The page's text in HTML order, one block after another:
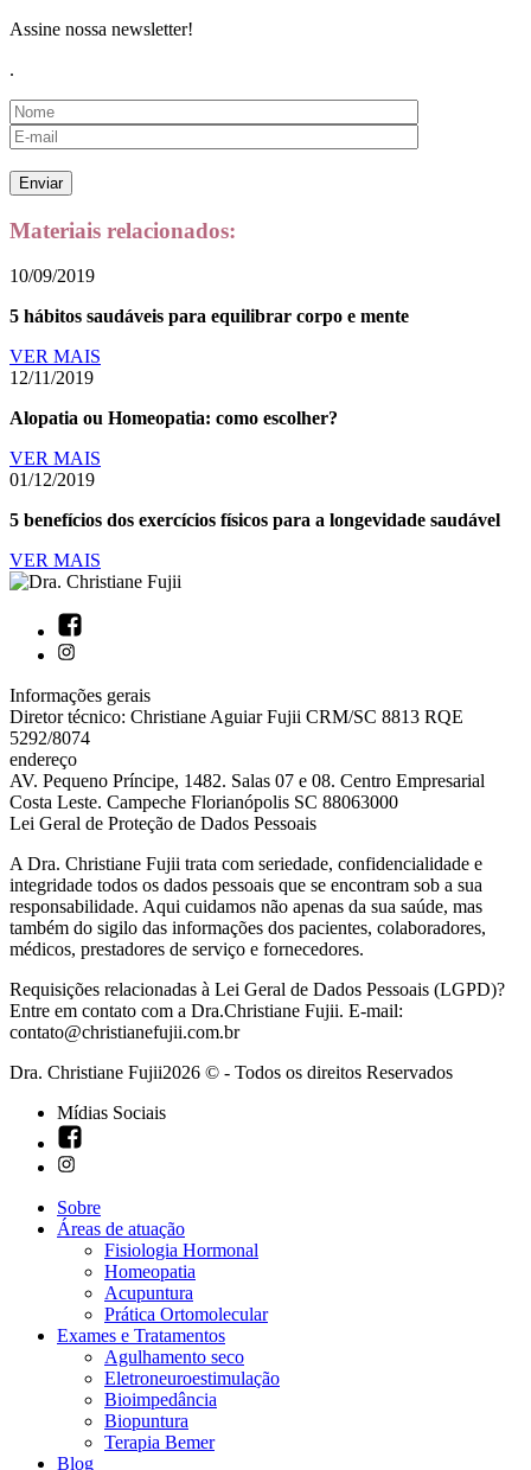
Assine nossa newsletter!
.
Materiais relacionados:
10/09/2019
5 hábitos saudáveis para equilibrar corpo e mente
VER MAIS
12/11/2019
Alopatia ou Homeopatia: como escolher?
VER MAIS
01/12/2019
5 benefícios dos exercícios físicos para a longevidade saudável
VER MAIS
Informações gerais
Diretor técnico: Christiane Aguiar Fujii CRM/SC 8813 RQE
5292/8074
endereço
AV. Pequeno Príncipe, 1482. Salas 07 e 08. Centro Empresarial
Costa Leste. Campeche Florianópolis SC 88063000
Lei Geral de Proteção de Dados Pessoais
A Dra. Christiane Fujii trata com seriedade, confidencialidade e
integridade todos os dados pessoais que se encontram sob a sua
responsabilidade. Aqui cuidamos não apenas da sua saúde, mas
também do sigilo das informações dos pacientes, colaboradores,
médicos, prestadores de serviço e fornecedores.
Requisições relacionadas à Lei Geral de Dados Pessoais (LGPD)?
Entre em contato com a Dra.Christiane Fujii. E-mail:
contato@christianefujii.com.br
Dra. Christiane Fujii2026 © - Todos os direitos Reservados
Mídias Sociais
Sobre
Áreas de atuação
Fisiologia Hormonal
Homeopatia
Acupuntura
Prática Ortomolecular
Exames e Tratamentos
Agulhamento seco
Eletroneuroestimulação
Bioimpedância
Biopuntura
Terapia Bemer
Blog